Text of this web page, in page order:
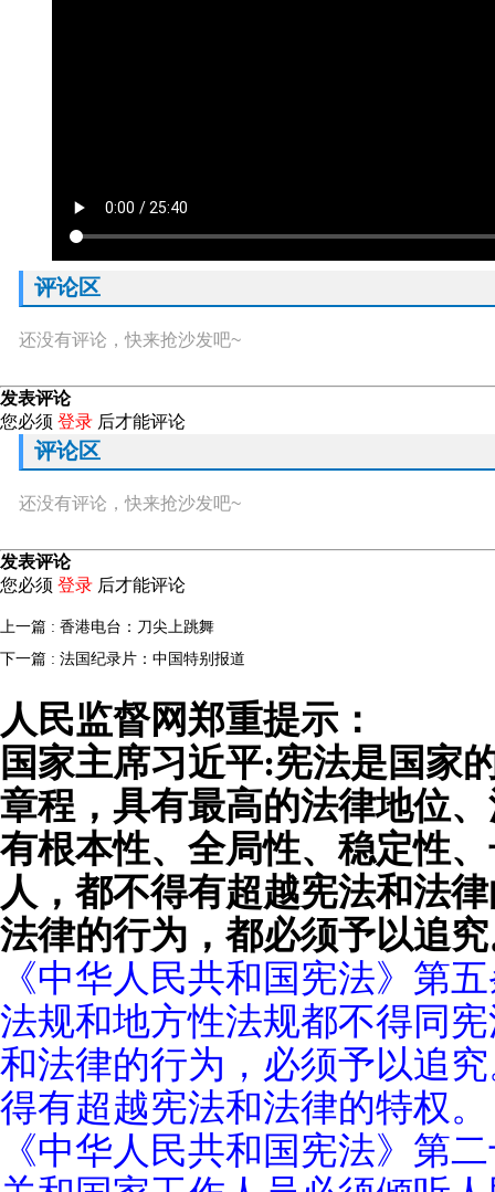
评论区
还没有评论，快来抢沙发吧~
发表评论
您必须 登录 后才能评论
评论区
还没有评论，快来抢沙发吧~
发表评论
您必须 登录 后才能评论
上一篇 : 香港电台：刀尖上跳舞
下一篇 : 法国纪录片：中国特别报道
人民监督网郑重提示：
国家主席习近平:宪法是国家
章程，具有最高的法律地位
有根本性、全局性、稳定性
人，都不得有超越宪法和法
法律的行为，都必须予以追
《中华人民共和国宪法》第
法规和地方性法规都不得同
和法律的行为，必须予以追
得有超越宪法和法律的特权。
《中华人民共和国宪法》第